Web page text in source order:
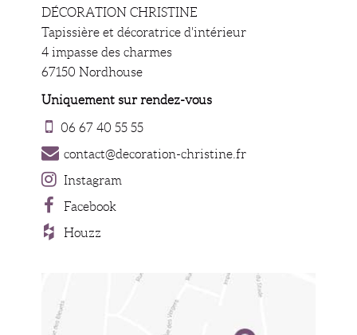
DÉCORATION CHRISTINE
Tapissière et décoratrice d'intérieur
4 impasse des charmes
67150 Nordhouse
Uniquement sur rendez-vous
06 67 40 55 55
contact@decoration-christine.fr
Instagram
Facebook
Houzz